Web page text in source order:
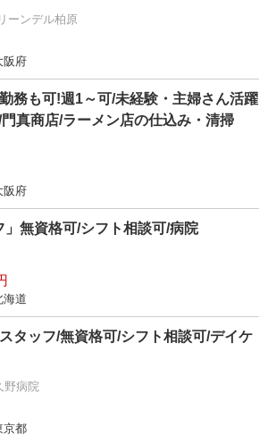
ーンデル柏原
阪府
務も可!週1～可/未経験・主婦さん活躍
真商店/ラーメン店の仕込み・清掃
阪府
」無資格可/シフト相談可/病院
海道
タッフ/無資格可/シフト相談可/デイケ
野病院
京都